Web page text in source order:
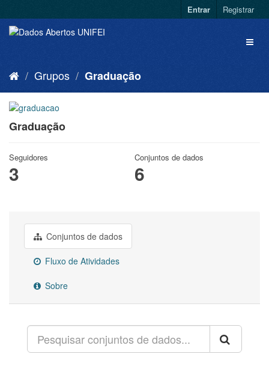
Entrar Registrar
Grupos Graduação
Graduação
Seguidores
3
Conjuntos de dados
6
Conjuntos de dados
Fluxo de Atividades
Sobre